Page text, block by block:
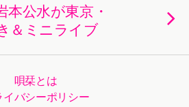
本公水が東京・
＆ミニライブ
唄栞とは
イバシーポリシー